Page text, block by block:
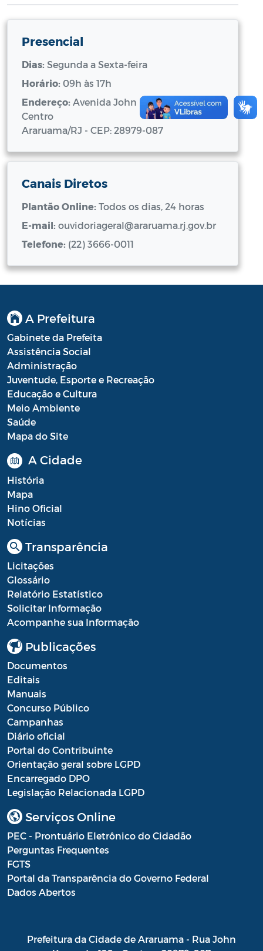
Presencial
Dias: Segunda a Sexta-feira
Horário: 09h às 17h
Endereço: Avenida John Kennedy, 120,
Centro
Araruama/RJ - CEP: 28979-087
Canais Diretos
Plantão Online: Todos os dias, 24 horas
E-mail: ouvidoriageral@araruama.rj.gov.br
Telefone: (22) 3666-0011
A Prefeitura
Gabinete da Prefeita
Assistência Social
Administração
Juventude, Esporte e Recreação
Educação e Cultura
Meio Ambiente
Saúde
Mapa do Site
A Cidade
História
Mapa
Hino Oficial
Notícias
Transparência
Licitações
Glossário
Relatório Estatístico
Solicitar Informação
Acompanhe sua Informação
Publicações
Documentos
Editais
Manuais
Concurso Público
Campanhas
Diário oficial
Portal do Contribuinte
Orientação geral sobre LGPD
Encarregado DPO
Legislação Relacionada LGPD
Serviços Online
PEC - Prontuário Eletrônico do Cidadão
Perguntas Frequentes
FGTS
Portal da Transparência do Governo Federal
Dados Abertos
Prefeitura da Cidade de Araruama - Rua John